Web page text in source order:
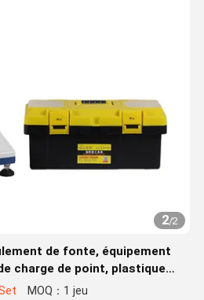
2/2
de fonte, équipement
charge de point, plastique
MOQ：1 jeu